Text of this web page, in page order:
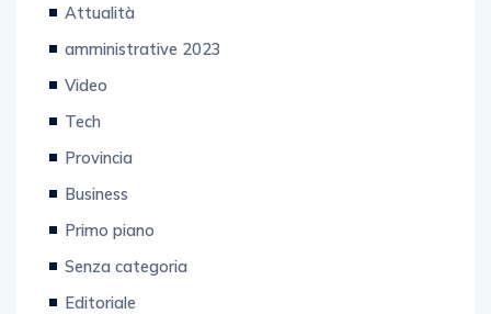
Attualità
amministrative 2023
Video
Tech
Provincia
Business
Primo piano
Senza categoria
Editoriale